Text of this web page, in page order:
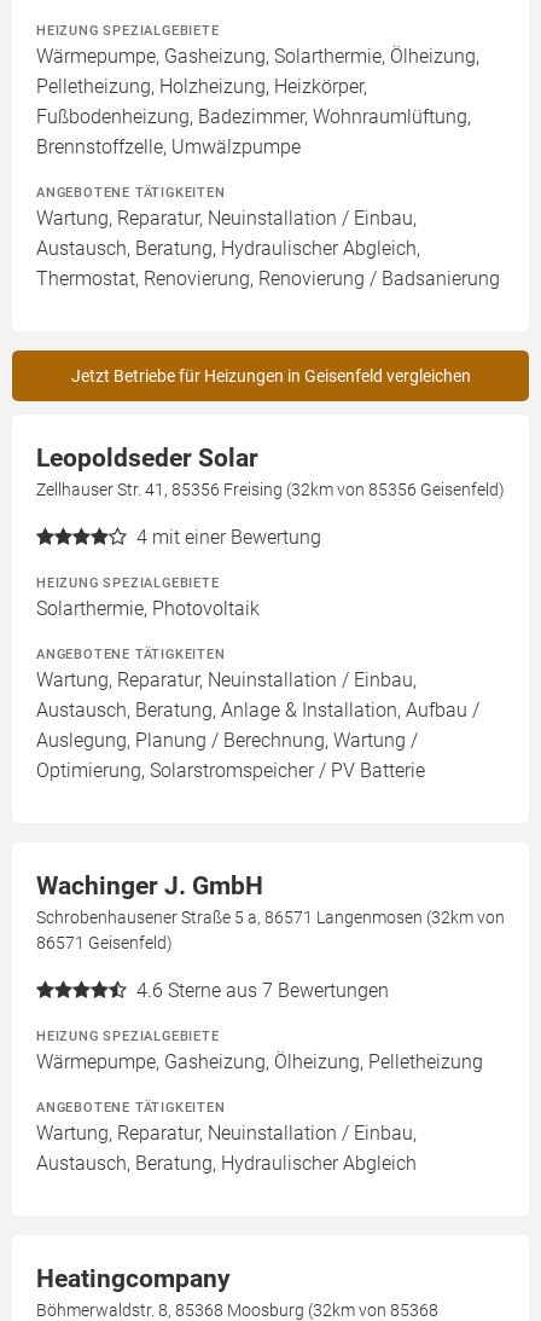
HEIZUNG SPEZIALGEBIETE
Wärmepumpe, Gasheizung, Solarthermie, Ölheizung,
Pelletheizung, Holzheizung, Heizkörper,
Fußbodenheizung, Badezimmer, Wohnraumlüftung,
Brennstoffzelle, Umwälzpumpe
ANGEBOTENE TÄTIGKEITEN
Wartung, Reparatur, Neuinstallation / Einbau,
Austausch, Beratung, Hydraulischer Abgleich,
Thermostat, Renovierung, Renovierung / Badsanierung
Jetzt Betriebe für Heizungen in Geisenfeld vergleichen
Leopoldseder Solar
Zellhauser Str. 41, 85356 Freising (32km von 85356 Geisenfeld)
4 mit einer Bewertung
HEIZUNG SPEZIALGEBIETE
Solarthermie, Photovoltaik
ANGEBOTENE TÄTIGKEITEN
Wartung, Reparatur, Neuinstallation / Einbau,
Austausch, Beratung, Anlage & Installation, Aufbau /
Auslegung, Planung / Berechnung, Wartung /
Optimierung, Solarstromspeicher / PV Batterie
Wachinger J. GmbH
Schrobenhausener Straße 5 a, 86571 Langenmosen (32km von
86571 Geisenfeld)
4.6 Sterne aus 7 Bewertungen
HEIZUNG SPEZIALGEBIETE
Wärmepumpe, Gasheizung, Ölheizung, Pelletheizung
ANGEBOTENE TÄTIGKEITEN
Wartung, Reparatur, Neuinstallation / Einbau,
Austausch, Beratung, Hydraulischer Abgleich
Heatingcompany
Böhmerwaldstr. 8, 85368 Moosburg (32km von 85368